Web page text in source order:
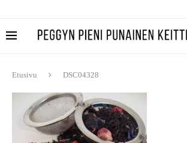
Etusivu DSC04328